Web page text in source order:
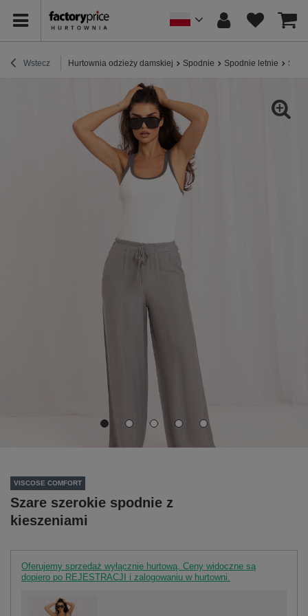
Wstecz Hurtownia odzieży damskiej Spodnie Spodnie letnie
VISCOSE COMFORT
Szare szerokie spodnie z
kieszeniami
Oferujemy sprzedaż wyłącznie hurtową. Ceny widoczne są
dopiero po REJESTRACJI i zalogowaniu w hurtowni.